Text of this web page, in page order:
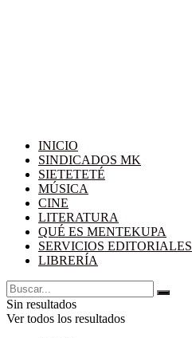
INICIO
SINDICADOS MK
SIETETETÉ
MÚSICA
CINE
LITERATURA
QUÉ ES MENTEKUPA
SERVICIOS EDITORIALES
LIBRERÍA
Sin resultados
Ver todos los resultados